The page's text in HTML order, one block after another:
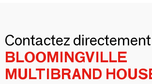
Contactez directement
BLOOMINGVILLE
MULTIBRAND